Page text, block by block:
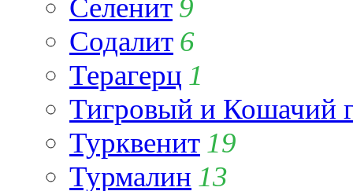
Селенит 9
Содалит 6
Терагерц 1
Тигровый и Кошачий
Турквенит 19
Турмалин 13